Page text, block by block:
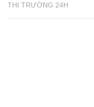
THỊ TRƯỜNG 24H